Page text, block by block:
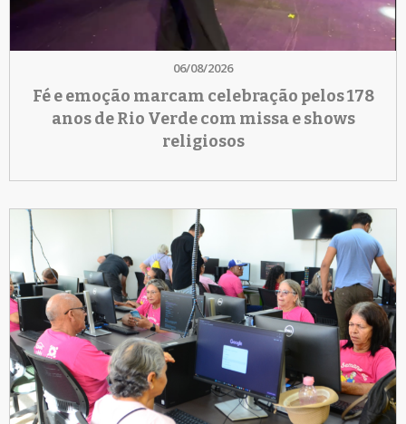
06/08/2026
Fé e emoção marcam celebração pelos 178
anos de Rio Verde com missa e shows
religiosos